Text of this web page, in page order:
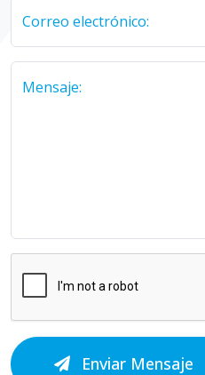
Correo electrónico:
Mensaje:
Enviar Mensaje